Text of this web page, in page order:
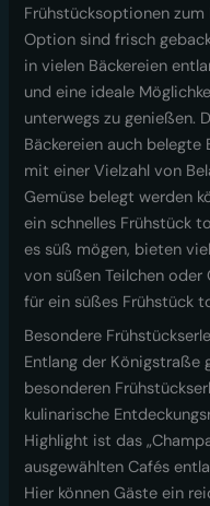
Frühstücksoptionen
Option sind frisch
in vielen Bäckereien
und eine ideale
unterwegs zu genießen.
Bäckereien auch
mit einer Vielzahl von
Gemüse belegt werden
ein schnelles Frühstück
es süß mögen, bieten
von süßen Teilchen
für ein süßes Frühstück
Besondere
Entlang der Königstraße
besonderen
kulinarische
Highlight ist das
ausgewählten Cafés
Hier können Gäste ein